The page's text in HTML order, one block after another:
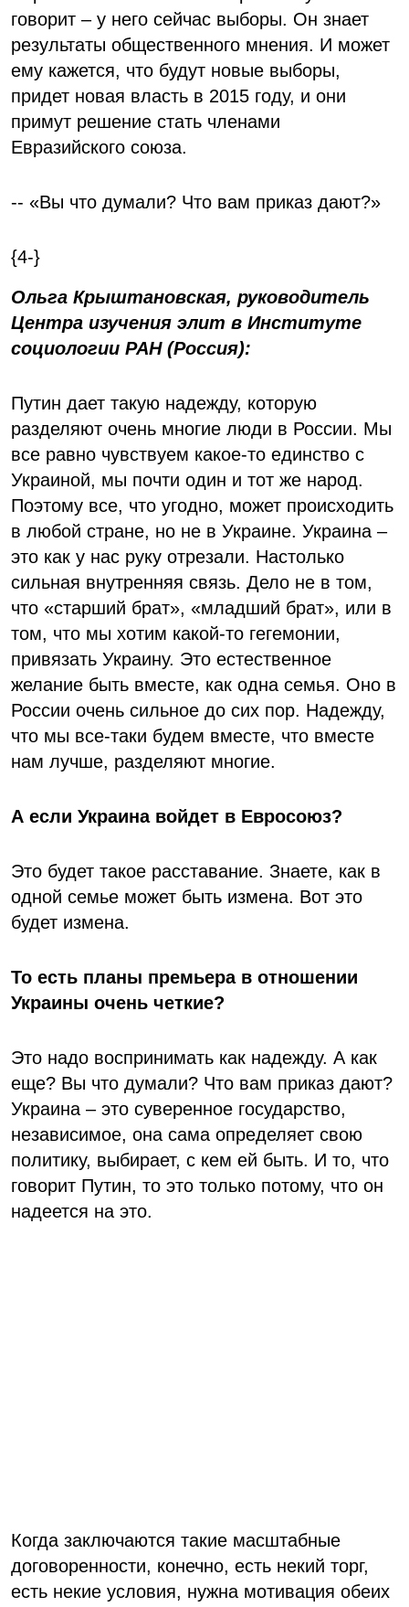
говорит – у него сейчас выборы. Он знает
результаты общественного мнения. И может
ему кажется, что будут новые выборы,
придет новая власть в 2015 году, и они
примут решение стать членами
Евразийского союза.
-- «Вы что думали? Что вам приказ дают?»
{4-}
Ольга Крыштановская, руководитель
Центра изучения элит в Институте
социологии РАН (Россия):
Путин дает такую надежду, которую
разделяют очень многие люди в России. Мы
все равно чувствуем какое-то единство с
Украиной, мы почти один и тот же народ.
Поэтому все, что угодно, может происходить
в любой стране, но не в Украине. Украина –
это как у нас руку отрезали. Настолько
сильная внутренняя связь. Дело не в том,
что «старший брат», «младший брат», или в
том, что мы хотим какой-то гегемонии,
привязать Украину. Это естественное
желание быть вместе, как одна семья. Оно в
России очень сильное до сих пор. Надежду,
что мы все-таки будем вместе, что вместе
нам лучше, разделяют многие.
А если Украина войдет в Евросоюз?
Это будет такое расставание. Знаете, как в
одной семье может быть измена. Вот это
будет измена.
То есть планы премьера в отношении
Украины очень четкие?
Это надо воспринимать как надежду. А как
еще? Вы что думали? Что вам приказ дают?
Украина – это суверенное государство,
независимое, она сама определяет свою
политику, выбирает, с кем ей быть. И то, что
говорит Путин, то это только потому, что он
надеется на это.
Когда заключаются такие масштабные
договоренности, конечно, есть некий торг,
есть некие условия, нужна мотивация обеих